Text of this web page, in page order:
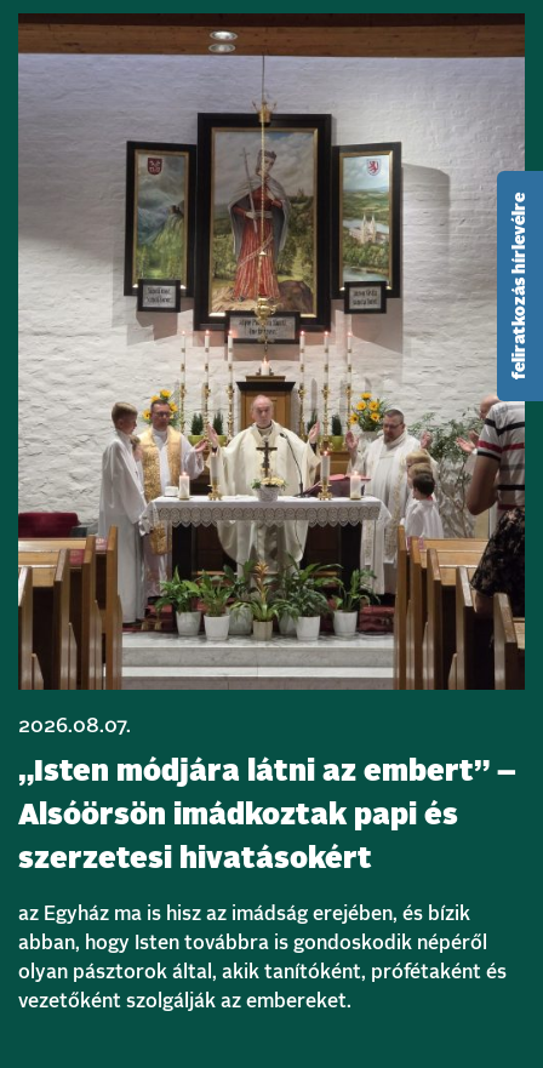
2026.08.07.
„Isten módjára látni az embert” –
Alsóörsön imádkoztak papi és
szerzetesi hivatásokért
az Egyház ma is hisz az imádság erejében, és bízik
abban, hogy Isten továbbra is gondoskodik népéről
olyan pásztorok által, akik tanítóként, prófétaként és
vezetőként szolgálják az embereket.
feliratkozás hírlevélre